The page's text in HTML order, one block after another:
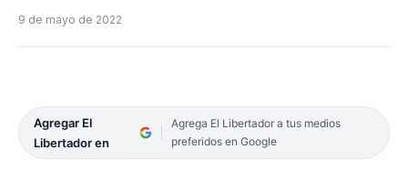
9 de mayo de 2022
Agregar El
Libertador en
Agrega El Libertador a tus medios
preferidos en Google